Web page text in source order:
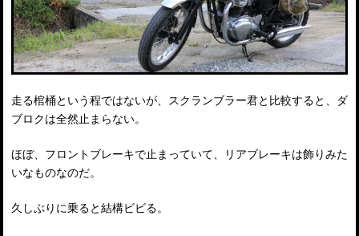
走る棺桶という程ではないが、スクランブラー君と比較すると、ダ
ブロクは全然止まらない。
ほぼ、フロントブレーキで止まっていて、リアブレーキは飾りみた
いなものなのだ。
久しぶりに乗ると結構ビビる。